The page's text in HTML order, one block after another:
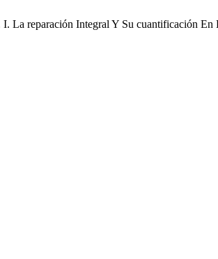
reparación Integral Y Su cuantificación